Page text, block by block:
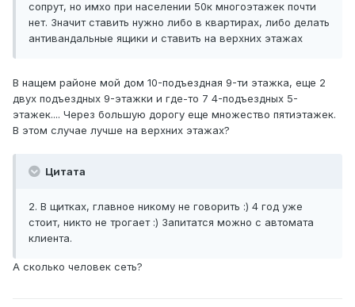
сопрут, но имхо при населении 50к многоэтажек почти
нет. Значит ставить нужно либо в квартирах, либо делать
антивандальные ящики и ставить на верхних этажах
В нащем районе мой дом 10-подъездная 9-ти этажка, еще 2
двух подъездных 9-этажки и где-то 7 4-подъездных 5-
этажек.... Через большую дорогу еще множество пятиэтажек.
В этом случае лучше на верхних этажах?
Цитата
2. В щитках, главное никому не говорить :) 4 год уже
стоит, никто не трогает :) Запитатся можно с автомата
клиента.
А сколько человек сеть?